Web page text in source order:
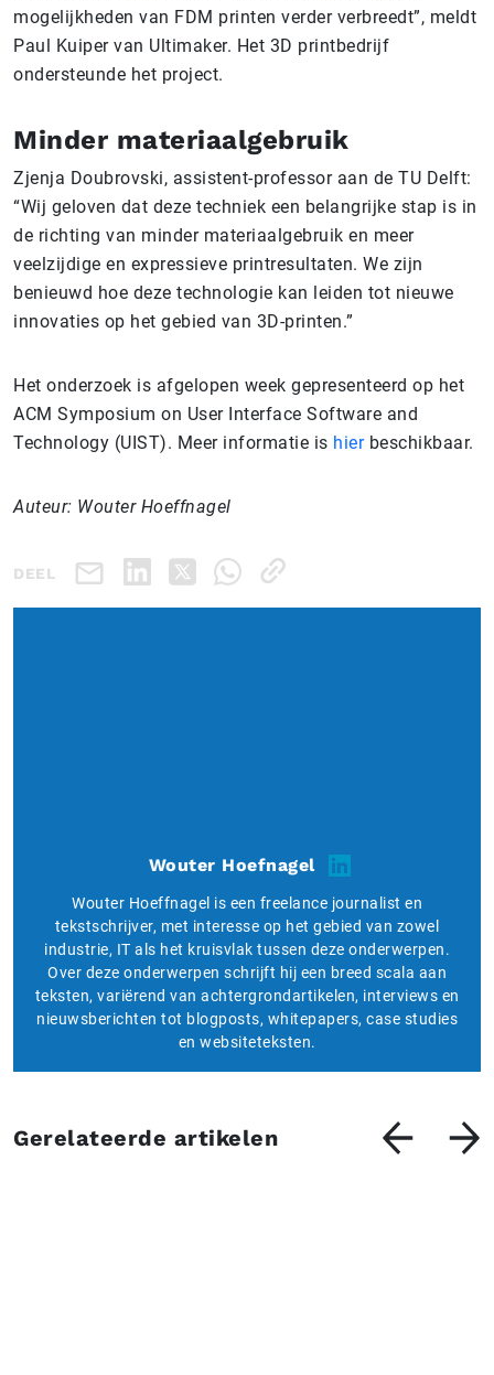
mogelijkheden van FDM printen verder verbreedt”, meldt
Paul Kuiper van Ultimaker. Het 3D printbedrijf
ondersteunde het project.
Minder materiaalgebruik
Zjenja Doubrovski, assistent-professor aan de TU Delft:
“Wij geloven dat deze techniek een belangrijke stap is in
de richting van minder materiaalgebruik en meer
veelzijdige en expressieve printresultaten. We zijn
benieuwd hoe deze technologie kan leiden tot nieuwe
innovaties op het gebied van 3D-printen.”
Het onderzoek is afgelopen week gepresenteerd op het
ACM Symposium on User Interface Software and
Technology (UIST). Meer informatie is hierbeschikbaar.
Auteur: Wouter Hoeffnagel
DEEL
Wouter Hoefnagel
Wouter Hoeffnagel is een freelance journalist en
tekstschrijver, met interesse op het gebied van zowel
industrie, IT als het kruisvlak tussen deze onderwerpen.
Over deze onderwerpen schrijft hij een breed scala aan
teksten, variërend van achtergrondartikelen, interviews en
nieuwsberichten tot blogposts, whitepapers, case studies
en websiteteksten.
Gerelateerde artikelen